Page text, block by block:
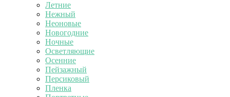
Летние
Нежный
Неоновые
Новогодние
Ночные
Осветляющие
Осенние
Пейзажный
Персиковый
Пленка